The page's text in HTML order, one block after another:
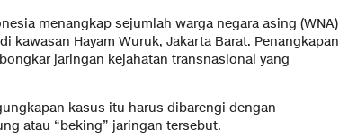
menangkap sejumlah warga negara asing (WNA)
Hayam Wuruk, Jakarta Barat. Penangkapan
jaringan kejahatan transnasional yang
kasus itu harus dibarengi dengan
atau “beking” jaringan tersebut.